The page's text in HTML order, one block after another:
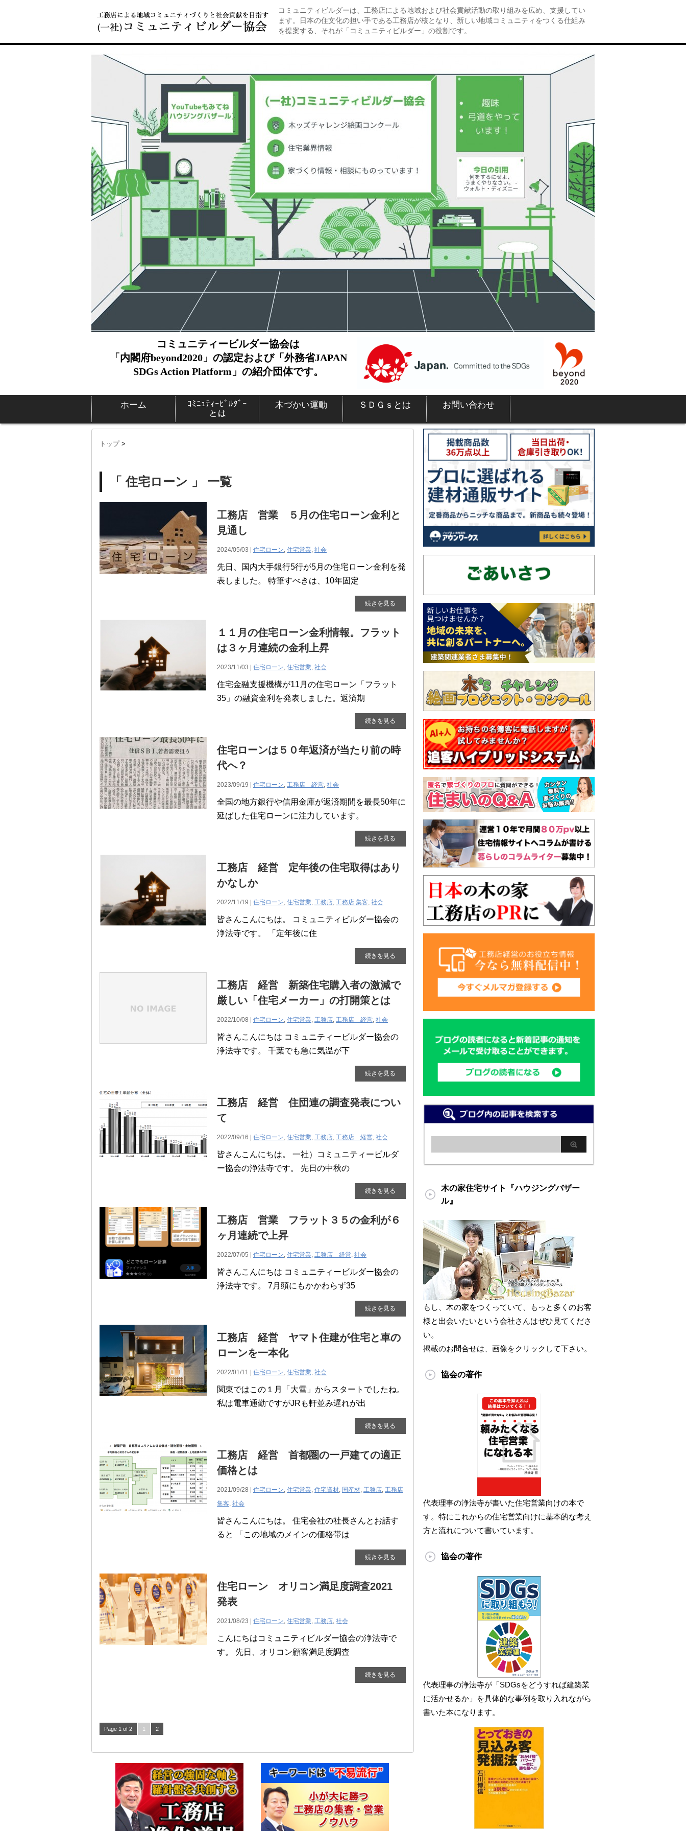
コミュニティビルダーは、工務店による地域および社会貢献活動の取り組みを広め、支援してい
ます。日本の住文化の担い手である工務店が核となり、新しい地域コミュニティをつくる仕組み
を提案する、それが「コミュニティビルダー」の役割です。
コミュニティービルダー協会は
「内閣府beyond2020」の認定および「外務省JAPAN
SDGs Action Platform」の紹介団体です。
ホーム
ｺﾐﾆｭﾃｨｰﾋﾞﾙﾀﾞｰ
とは
木づかい運動 ＳＤＧｓとは お問い合わせ
トップ >
「 住宅ローン 」 一覧
工務店 営業 ５月の住宅ローン金利と
見通し
2024/05/03 | 住宅ローン, 住宅営業, 社会
先日、国内大手銀行5行が5月の住宅ローン金利を発
表しました。 特筆すべきは、10年固定
続きを見る
１１月の住宅ローン金利情報。フラット
は３ヶ月連続の金利上昇
2023/11/03 | 住宅ローン, 住宅営業, 社会
住宅金融支援機構が11月の住宅ローン「フラット
35」の融資金利を発表しました。返済期
続きを見る
住宅ローンは５０年返済が当たり前の時
代へ？
2023/09/19 | 住宅ローン, 工務店 経営, 社会
全国の地方銀行や信用金庫が返済期間を最長50年に
延ばした住宅ローンに注力しています。
続きを見る
工務店 経営 定年後の住宅取得はあり
かなしか
2022/11/19 | 住宅ローン, 住宅営業, 工務店, 工務店 集客, 社会
皆さんこんにちは。 コミュニティビルダー協会の
浄法寺です。 「定年後に住
続きを見る
工務店 経営 新築住宅購入者の激減で
厳しい「住宅メーカー」の打開策とは
2022/10/08 | 住宅ローン, 住宅営業, 工務店, 工務店 経営, 社会
皆さんこんにちは コミュニティービルダー協会の
浄法寺です。 千葉でも急に気温が下
続きを見る
工務店 経営 住団連の調査発表につい
て
2022/09/16 | 住宅ローン, 住宅営業, 工務店, 工務店 経営, 社会
皆さんこんにちは。 一社）コミュニティービルダ
ー協会の浄法寺です。 先日の中秋の
続きを見る
工務店 営業 フラット３５の金利が６
ヶ月連続で上昇
2022/07/05 | 住宅ローン, 住宅営業, 工務店 経営, 社会
皆さんこんにちは コミュニティービルダー協会の
浄法寺です。 7月頭にもかかわらず35
続きを見る
工務店 経営 ヤマト住建が住宅と車の
ローンを一本化
2022/01/11 | 住宅ローン, 住宅営業, 社会
関東ではこの１月「大雪」からスタートでしたね。
私は電車通勤ですがJRも軒並み遅れが出
続きを見る
工務店 経営 首都圏の一戸建ての適正
価格とは
2021/09/28 | 住宅ローン, 住宅営業, 住宅資材, 国産材, 工務店, 工務店
集客, 社会
皆さんこんにちは。 住宅会社の社長さんとお話す
ると 「この地域のメインの価格帯は
続きを見る
住宅ローン オリコン満足度調査2021
発表
2021/08/23 | 住宅ローン, 住宅営業, 工務店, 社会
こんにちはコミュニティビルダー協会の浄法寺で
す。 先日、オリコン顧客満足度調査
続きを見る
Page 1 of 2 1 2
木の家住宅サイト『ハウジングバザー
ル』
もし、木の家をつくっていて、もっと多くのお客
様と出会いたいという会社さんはぜひ見てくださ
い。
掲載のお問合せは、画像をクリックして下さい。
協会の著作
代表理事の浄法寺が書いた住宅営業向けの本で
す。特にこれからの住宅営業向けに基本的な考え
方と流れについて書いています。
協会の著作
代表理事の浄法寺が「SDGsをどうすれば建築業
に活かせるか」を具体的な事例を取り入れながら
書いた本になります。